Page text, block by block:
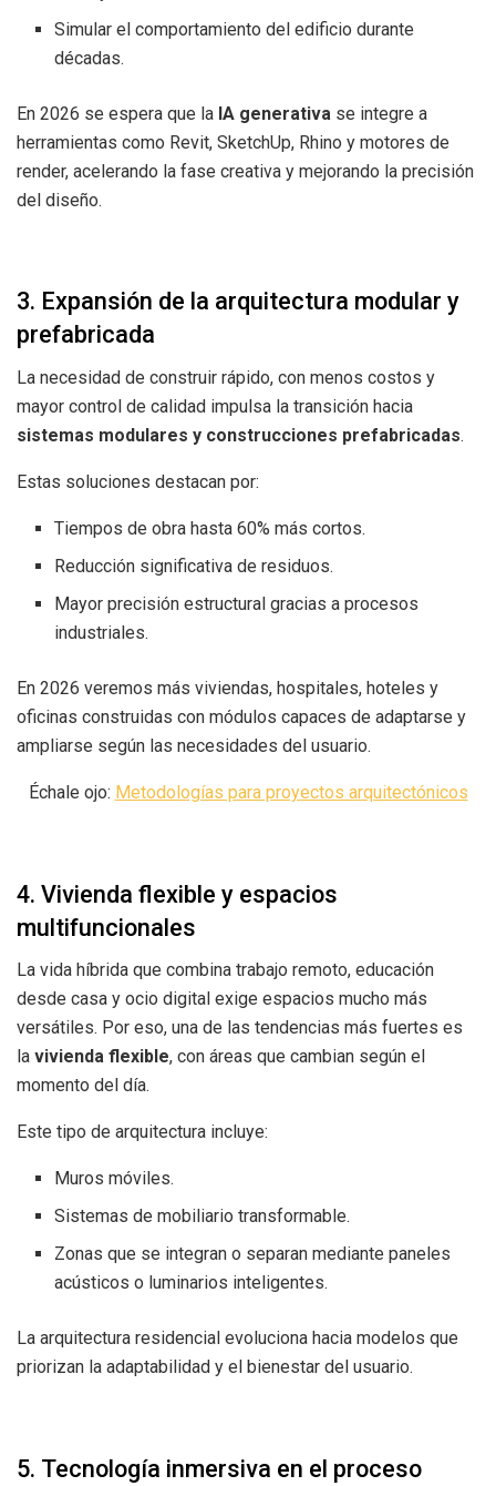
Simular el comportamiento del edificio durante
décadas.
En 2026 se espera que la IA generativa se integre a
herramientas como Revit, SketchUp, Rhino y motores de
render, acelerando la fase creativa y mejorando la precisión
del diseño.
3. Expansión de la arquitectura modular y
prefabricada
La necesidad de construir rápido, con menos costos y
mayor control de calidad impulsa la transición hacia
sistemas modulares y construcciones prefabricadas.
Estas soluciones destacan por:
Tiempos de obra hasta 60% más cortos.
Reducción significativa de residuos.
Mayor precisión estructural gracias a procesos
industriales.
En 2026 veremos más viviendas, hospitales, hoteles y
oficinas construidas con módulos capaces de adaptarse y
ampliarse según las necesidades del usuario.
Échale ojo: Metodologías para proyectos arquitectónicos
4. Vivienda flexible y espacios
multifuncionales
La vida híbrida que combina trabajo remoto, educación
desde casa y ocio digital exige espacios mucho más
versátiles. Por eso, una de las tendencias más fuertes es
la vivienda flexible, con áreas que cambian según el
momento del día.
Este tipo de arquitectura incluye:
Muros móviles.
Sistemas de mobiliario transformable.
Zonas que se integran o separan mediante paneles
acústicos o luminarios inteligentes.
La arquitectura residencial evoluciona hacia modelos que
priorizan la adaptabilidad y el bienestar del usuario.
5. Tecnología inmersiva en el proceso